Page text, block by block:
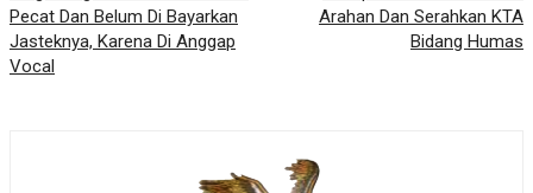
Pecat Dan Belum Di Bayarkan
Jasteknya, Karena Di Anggap
Vocal
Arahan Dan Serahkan KTA
Bidang Humas